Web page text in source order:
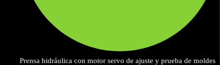
Prensa hidráulica con motor servo de ajuste y prueba de moldes